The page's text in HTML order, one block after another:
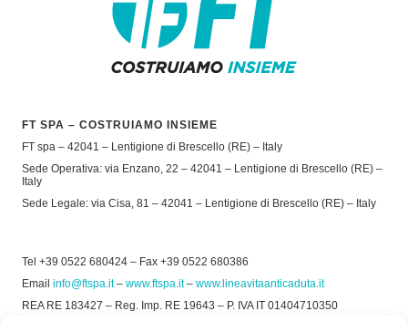
FT SPA – COSTRUIAMO INSIEME
FT spa – 42041 – Lentigione di Brescello (RE) – Italy
Sede Operativa: via Enzano, 22 – 42041 – Lentigione di Brescello (RE) –
Italy
Sede Legale: via Cisa, 81 – 42041 – Lentigione di Brescello (RE) – Italy
Tel +39 0522 680424 – Fax +39 0522 680386
Email info@ftspa.it– www.ftspa.it– www.lineavitaanticaduta.it
REA RE 183427 – Reg. Imp. RE 19643 – P. IVA IT 01404710350